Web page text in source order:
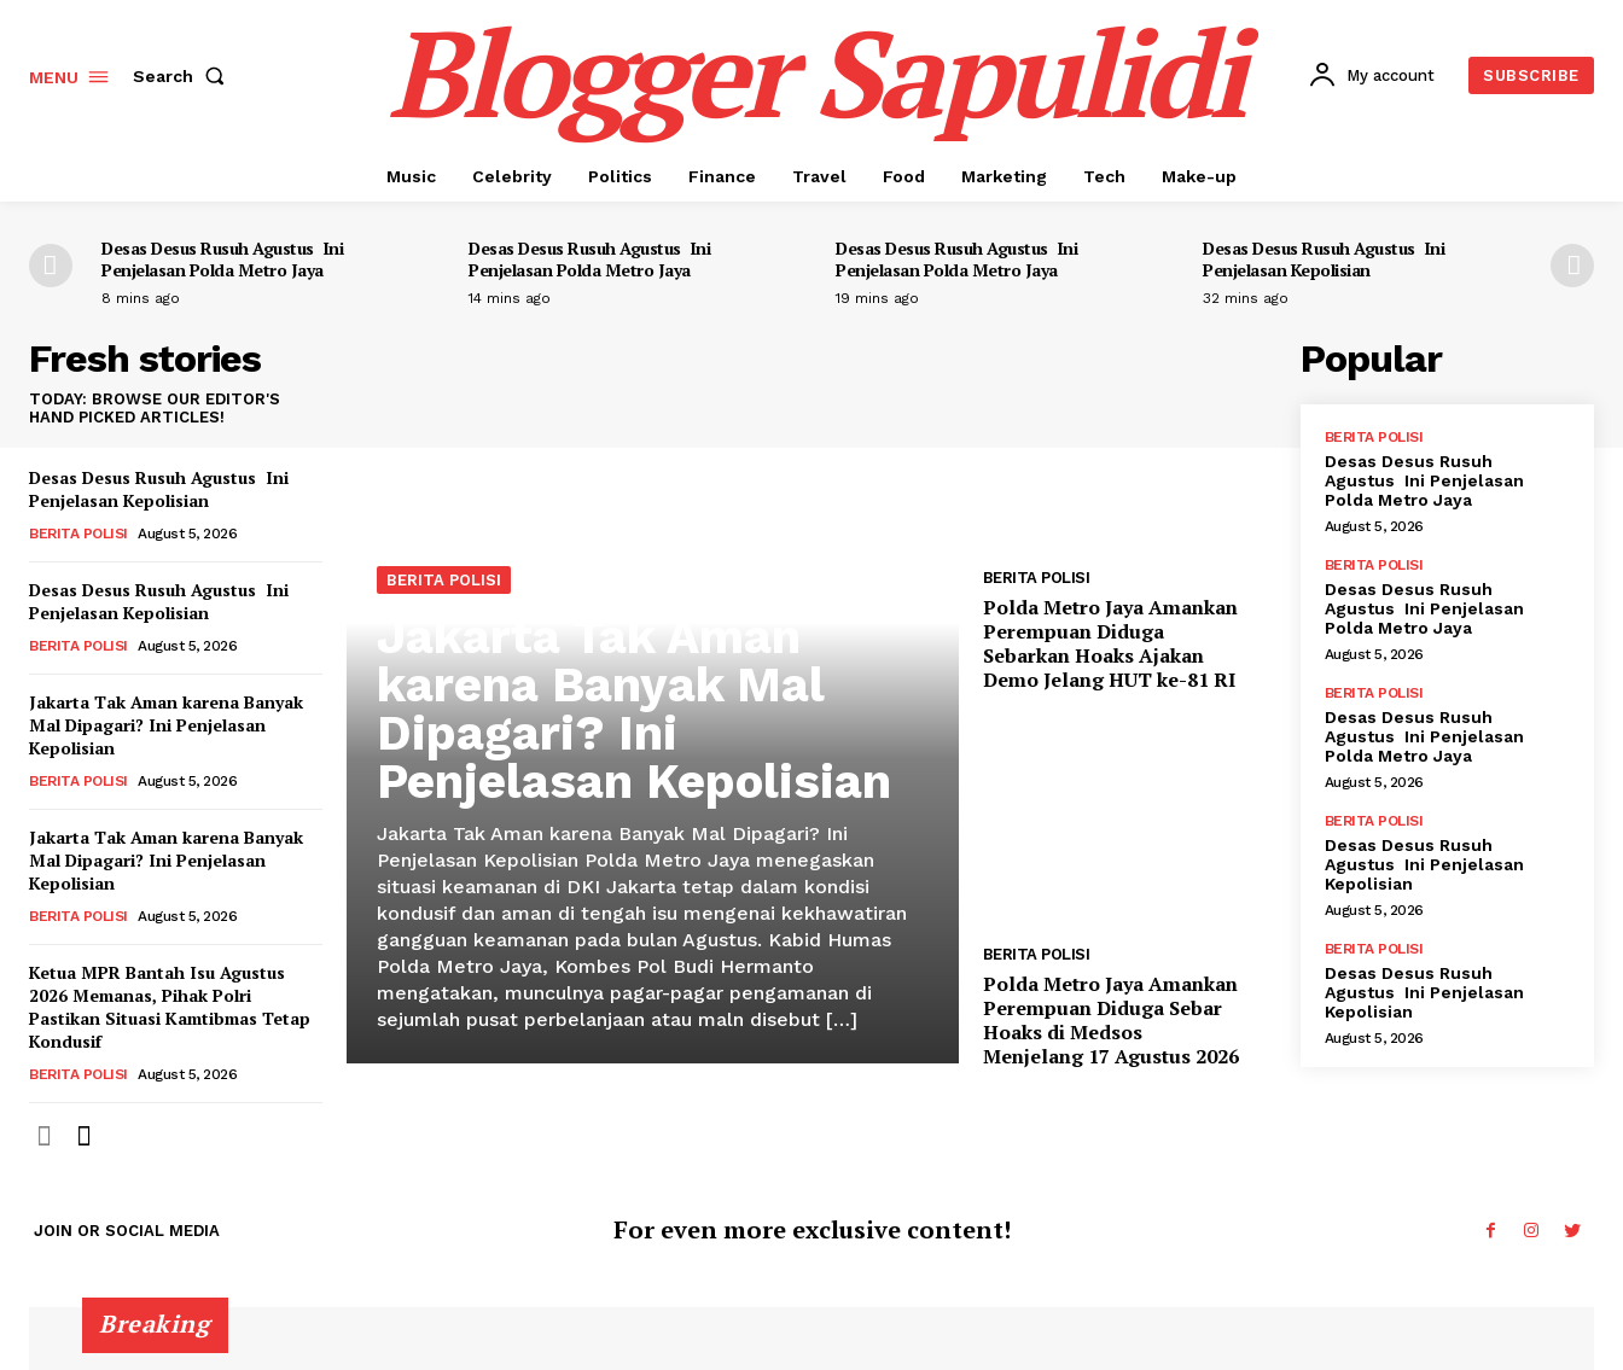
MENU Search Blogger Sapulidi My account SUBSCRIBE
Music Celebrity Politics Finance Travel Food Marketing Tech Make-up
Desas Desus Rusuh Agustus Ini
Penjelasan Polda Metro Jaya
8 mins ago
Desas Desus Rusuh Agustus Ini
Penjelasan Polda Metro Jaya
14 mins ago
Desas Desus Rusuh Agustus Ini
Penjelasan Polda Metro Jaya
19 mins ago
Desas Desus Rusuh Agustus Ini
Penjelasan Kepolisian
32 mins ago
Fresh stories
TODAY: BROWSE OUR EDITOR'S
HAND PICKED ARTICLES!
Desas Desus Rusuh Agustus Ini
Penjelasan Kepolisian
BERITA POLISI August 5, 2026
Desas Desus Rusuh Agustus Ini
Penjelasan Kepolisian
BERITA POLISI August 5, 2026
Jakarta Tak Aman karena Banyak
Mal Dipagari? Ini Penjelasan
Kepolisian
BERITA POLISI August 5, 2026
Jakarta Tak Aman karena Banyak
Mal Dipagari? Ini Penjelasan
Kepolisian
BERITA POLISI August 5, 2026
Ketua MPR Bantah Isu Agustus
2026 Memanas, Pihak Polri
Pastikan Situasi Kamtibmas Tetap
Kondusif
BERITA POLISI August 5, 2026
BERITA POLISI
Jakarta Tak Aman
karena Banyak Mal
Dipagari? Ini
Penjelasan Kepolisian
Jakarta Tak Aman karena Banyak Mal Dipagari? Ini
Penjelasan Kepolisian Polda Metro Jaya menegaskan
situasi keamanan di DKI Jakarta tetap dalam kondisi
kondusif dan aman di tengah isu mengenai kekhawatiran
gangguan keamanan pada bulan Agustus. Kabid Humas
Polda Metro Jaya, Kombes Pol Budi Hermanto
mengatakan, munculnya pagar-pagar pengamanan di
sejumlah pusat perbelanjaan atau maln disebut […]
BERITA POLISI
Polda Metro Jaya Amankan
Perempuan Diduga
Sebarkan Hoaks Ajakan
Demo Jelang HUT ke-81 RI
BERITA POLISI
Polda Metro Jaya Amankan
Perempuan Diduga Sebar
Hoaks di Medsos
Menjelang 17 Agustus 2026
Popular
BERITA POLISI
Desas Desus Rusuh
Agustus Ini Penjelasan
Polda Metro Jaya
August 5, 2026
BERITA POLISI
Desas Desus Rusuh
Agustus Ini Penjelasan
Polda Metro Jaya
August 5, 2026
BERITA POLISI
Desas Desus Rusuh
Agustus Ini Penjelasan
Polda Metro Jaya
August 5, 2026
BERITA POLISI
Desas Desus Rusuh
Agustus Ini Penjelasan
Kepolisian
August 5, 2026
BERITA POLISI
Desas Desus Rusuh
Agustus Ini Penjelasan
Kepolisian
August 5, 2026
JOIN OR SOCIAL MEDIA For even more exclusive content!
Breaking